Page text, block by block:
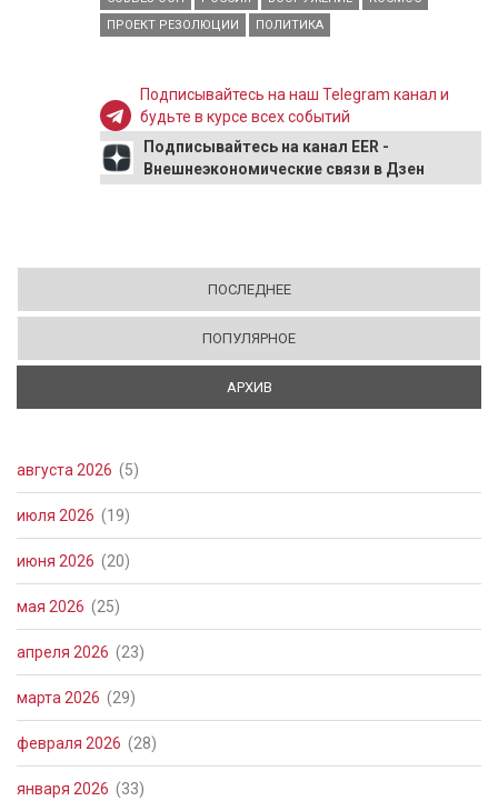
ПРОЕКТ РЕЗОЛЮЦИИ
ПОЛИТИКА
Подписывайтесь на наш Telegram канал и
будьте в курсе всех событий
Подписывайтесь на канал EER -
Внешнеэкономические связи в Дзен
ПОСЛЕДНЕЕ
ПОПУЛЯРНОЕ
АРХИВ
августа 2026 (5)
июля 2026 (19)
июня 2026 (20)
мая 2026 (25)
апреля 2026 (23)
марта 2026 (29)
февраля 2026 (28)
января 2026 (33)